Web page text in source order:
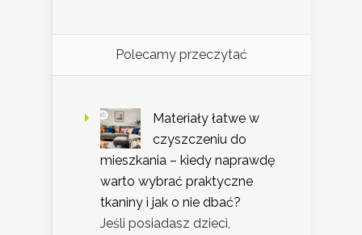
Polecamy przeczytać
Materiały łatwe w
czyszczeniu do
mieszkania – kiedy naprawdę
warto wybrać praktyczne
tkaniny i jak o nie dbać?
Jeśli posiadasz dzieci,